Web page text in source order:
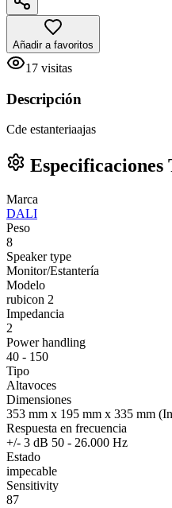
Añadir a favoritos
17 visitas
Descripción
Cde estanteriaajas
Especificaciones
Marca
DALI
Peso
8
Speaker type
Monitor/Estantería
Modelo
rubicon 2
Impedancia
2
Power handling
40 - 150
Tipo
Altavoces
Dimensiones
353 mm x 195 mm x 335 mm
Respuesta en frecuencia
+/- 3 dB 50 - 26.000 Hz
Estado
impecable
Sensitivity
87